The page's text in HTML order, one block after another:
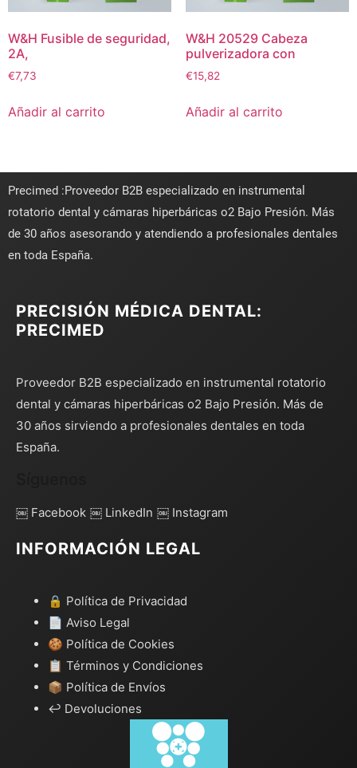
W&H Fusible de seguridad,
2A,
€7,73
Añadir al carrito
W&H 20529 Cabeza
pulverizadora con
€15,82
Añadir al carrito
Precimed :Proveedor B2B especializado en instrumental
rotatorio dental y cámaras hiperbáricas o2 Bajo Presión. Más
de 30 años asesorando y atendiendo a profesionales dentales
en toda España.
PRECISIÓN MÉDICA DENTAL:
PRECIMED
Proveedor B2B especializado en instrumental rotatorio
dental y cámaras hiperbáricas o2 Bajo Presión. Más de
30 años sirviendo a profesionales dentales en toda
España.
￼ Facebook ￼ LinkedIn ￼ Instagram
INFORMACIÓN LEGAL
🔒 Política de Privacidad
📄 Aviso Legal
🍪 Política de Cookies
📋 Términos y Condiciones
📦 Política de Envíos
↩️ Devoluciones